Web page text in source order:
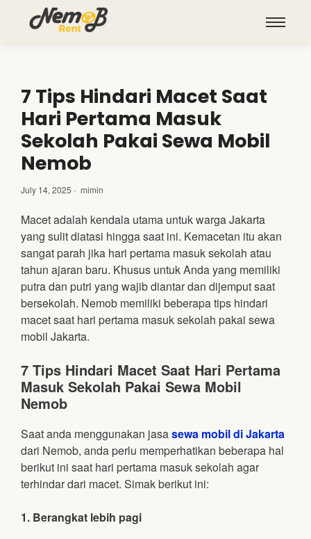
7 Tips Hindari Macet Saat
Hari Pertama Masuk
Sekolah Pakai Sewa Mobil
Nemob
July 14, 2025 - mimin
Macet adalah kendala utama untuk warga Jakarta
yang sulit diatasi hingga saat ini. Kemacetan itu akan
sangat parah jika hari pertama masuk sekolah atau
tahun ajaran baru. Khusus untuk Anda yang memiliki
putra dan putri yang wajib diantar dan dijemput saat
bersekolah. Nemob memiliki beberapa tips hindari
macet saat hari pertama masuk sekolah pakai sewa
mobil Jakarta.
7 Tips Hindari Macet Saat Hari Pertama
Masuk Sekolah Pakai Sewa Mobil
Nemob
Saat anda menggunakan jasasewa mobil di Jakarta
dari Nemob, anda perlu memperhatikan beberapa hal
berikut ini saat hari pertama masuk sekolah agar
terhindar dari macet. Simak berikut ini:
1. Berangkat lebih pagi